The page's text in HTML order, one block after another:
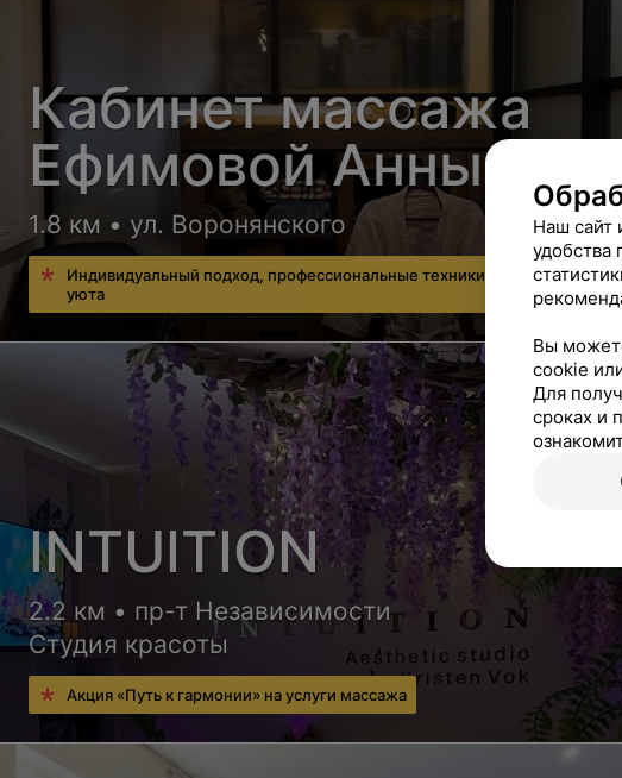
Кабинет массажа
Ефимовой Анны
1.8 км • ул. Воронянского
Индивидуальный подход, профессиональные техники и атмосфера
уюта
INTUITION
2.2 км • пр-т Независимости
Студия красоты
Акция «Путь к гармонии» на услуги массажа
Наш сайт
удобства
Вы
cookie
Для
сроках и